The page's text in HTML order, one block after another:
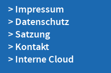
> Impressum
> Datenschutz
> Satzung
> Kontakt
> Interne Cloud